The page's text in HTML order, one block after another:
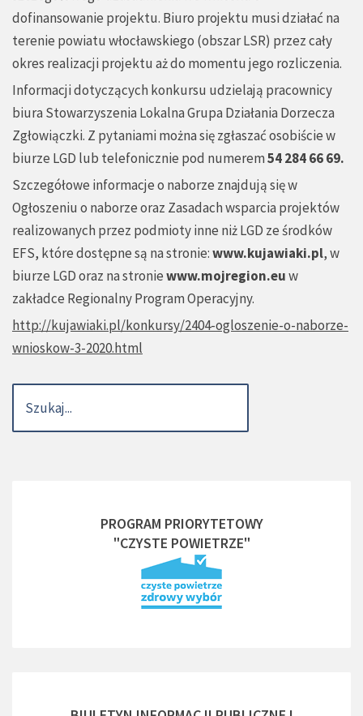
dofinansowanie projektu. Biuro projektu musi działać na
terenie powiatu włocławskiego (obszar LSR) przez cały
okres realizacji projektu aż do momentu jego rozliczenia.
Informacji dotyczących konkursu udzielają pracownicy
biura Stowarzyszenia Lokalna Grupa Działania Dorzecza
Zgłowiączki. Z pytaniami można się zgłaszać osobiście w
biurze LGD lub telefonicznie pod numerem54 284 66 69.
Szczegółowe informacje o naborze znajdują się w
Ogłoszeniu o naborze oraz Zasadach wsparcia projektów
realizowanych przez podmioty inne niż LGD ze środków
EFS, które dostępne są na stronie:www.kujawiaki.pl, w
biurze LGD oraz na stroniewww.mojregion.euw
zakładce Regionalny Program Operacyjny.
http://kujawiaki.pl/konkursy/2404-ogloszenie-o-naborze-
wnioskow-3-2020.html
PROGRAM PRIORYTETOWY
"CZYSTE POWIETRZE"